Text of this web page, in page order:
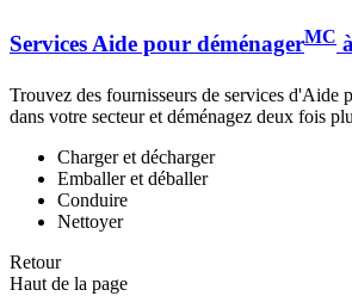
Services Aide pour déménagerMC
Trouvez des fournisseurs de services d'Aide
dans votre secteur et déménagez deux fois
Charger et décharger
Emballer et déballer
Conduire
Nettoyer
Retour
Haut de la page